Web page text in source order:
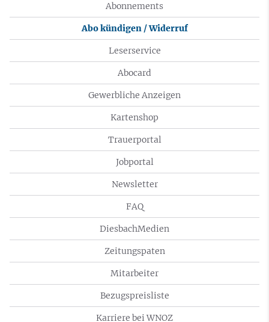
Abonnements
Abo kündigen / Widerruf
Leserservice
Abocard
Gewerbliche Anzeigen
Kartenshop
Trauerportal
Jobportal
Newsletter
FAQ
DiesbachMedien
Zeitungspaten
Mitarbeiter
Bezugspreisliste
Karriere bei WNOZ